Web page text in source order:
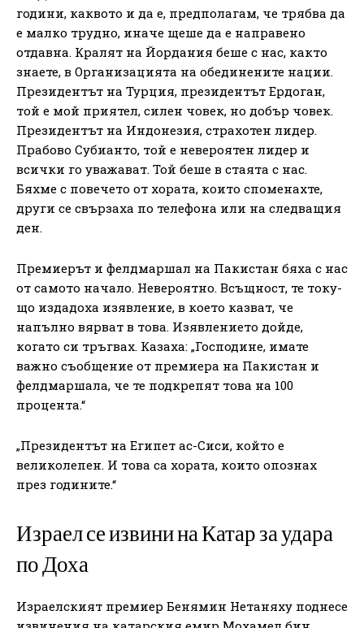
години, каквото и да е, предполагам, че трябва да
е малко трудно, иначе щеше да е направено
отдавна. Кралят на Йордания беше с нас, както
знаете, в Организацията на обединените нации.
Президентът на Турция, президентът Ердоган,
той е мой приятел, силен човек, но добър човек.
Президентът на Индонезия, страхотен лидер.
Прабово Субианто, той е невероятен лидер и
всички го уважават. Той беше в стаята с нас.
Бяхме с повечето от хората, които споменахте,
други се свързаха по телефона или на следващия
ден.
Премиерът и фелдмаршал на Пакистан бяха с нас
от самото начало. Невероятно. Всъщност, те току-
що издадоха изявление, в което казват, че
напълно вярват в това. Изявлението дойде,
когато си тръгвах. Казаха: „Господине, имате
важно съобщение от премиера на Пакистан и
фелдмаршала, че те подкрепят това на 100
процента.“
„Президентът на Египет ас-Сиси, който е
великолепен. И това са хората, които опознах
през годините.“
Израел се извини на Катар за удара
по Доха
Израелският премиер Бенямин Нетаняху поднесе